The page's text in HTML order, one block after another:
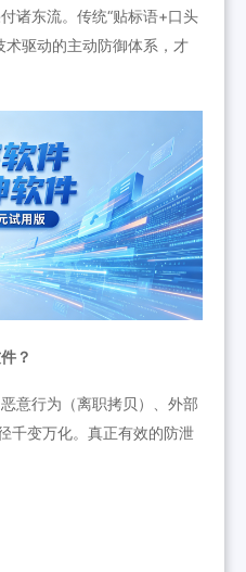
诸东流。传统“贴标语+口头
术驱动的主动防御体系，才
？
意行为（离职拷贝）、外部
千变万化。真正有效的防泄